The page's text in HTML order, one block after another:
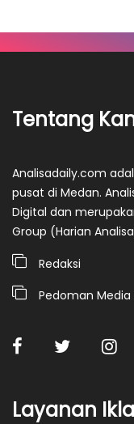
Tentang
Analisadaily.com
pusat di Medan.
Digital dan
Group (Harian
Redaksi
Pedoman Media
Layanan